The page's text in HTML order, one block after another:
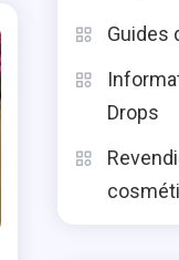
Guides
Drops